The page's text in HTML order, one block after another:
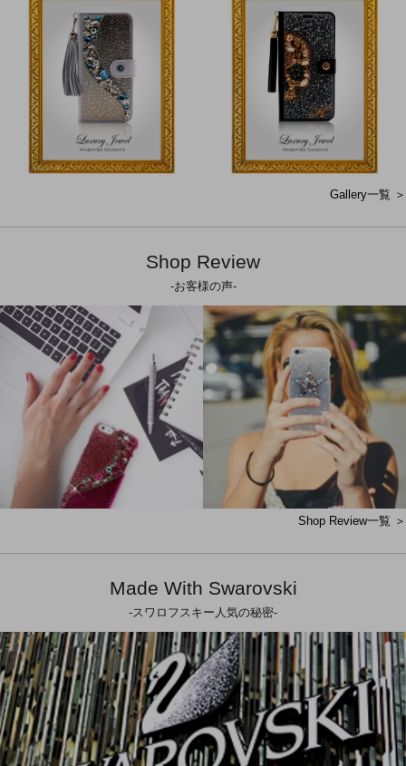
Gallery一覧 ＞
Shop Review
-お客様の声-
Shop Review一覧 ＞
Made With Swarovski
-スワロフスキー人気の秘密-